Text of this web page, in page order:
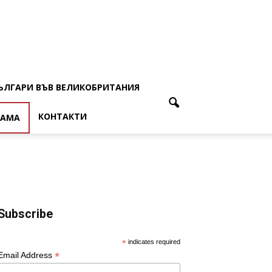
ВЪВ ВЕЛИКОБРИТАНИЯ
КОНТАКТИ
* indicates required
Address *